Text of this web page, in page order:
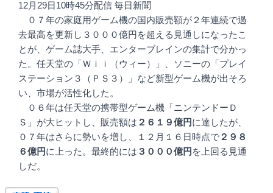
12月29日10時45分配信 毎日新聞
０７年の家庭用ゲーム機の国内販売額が２年連続で過
去最高を更新し３０００億円を超える見通しになったこ
とが、ゲーム誌大手、エンターブレインの集計で分かっ
た。任天堂の「Ｗｉｉ（ウィー）」、ソニーの「プレイ
ステーション３（ＰＳ３）」など新型ゲーム機が出そろ
い、市場が活性化した。
０６年は任天堂の携帯型ゲーム機「ニンテンドーＤ
Ｓ」が大ヒットし、販売額は ２６１９億円に達したが、
０７年はさらに勢いを増し、１２月１６日時点で２９８
６億円に上った。最終的には ３０００億円 を上回る見通
しだ。